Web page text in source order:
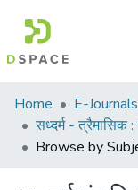
Communities
&
Collections
All of DSpace
Home E-Journals
सध्दर्म - त्रैमासिक
Browse by